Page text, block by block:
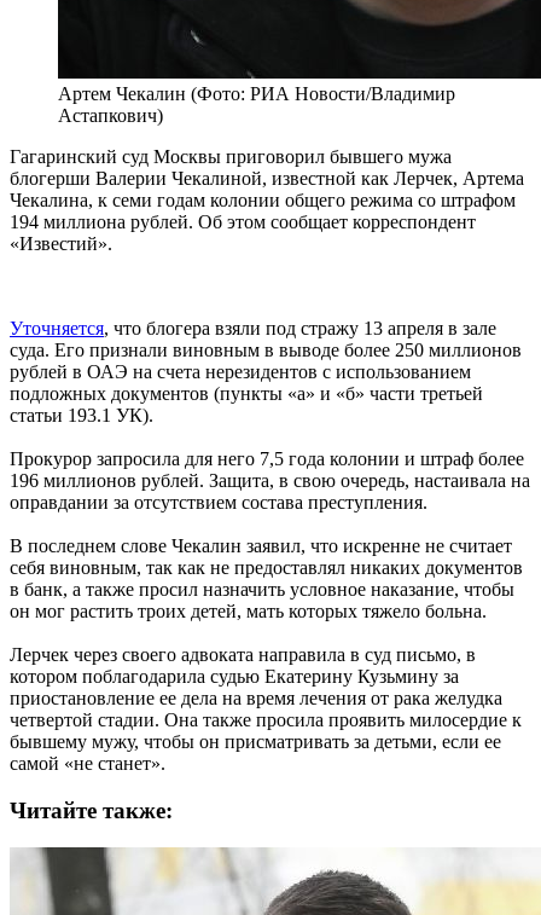
Артем Чекалин (Фото: РИА Новости/Владимир
Астапкович)
Гагаринский суд Москвы приговорил бывшего мужа
блогерши Валерии Чекалиной, известной как Лерчек, Артема
Чекалина, к семи годам колонии общего режима со штрафом
194 миллиона рублей. Об этом сообщает корреспондент
«Известий».
Уточняется, что блогера взяли под стражу 13 апреля в зале
суда. Его признали виновным в выводе более 250 миллионов
рублей в ОАЭ на счета нерезидентов с использованием
подложных документов (пункты «а» и «б» части третьей
статьи 193.1 УК).
Прокурор запросила для него 7,5 года колонии и штраф более
196 миллионов рублей. Защита, в свою очередь, настаивала на
оправдании за отсутствием состава преступления.
В последнем слове Чекалин заявил, что искренне не считает
себя виновным, так как не предоставлял никаких документов
в банк, а также просил назначить условное наказание, чтобы
он мог растить троих детей, мать которых тяжело больна.
Лерчек через своего адвоката направила в суд письмо, в
котором поблагодарила судью Екатерину Кузьмину за
приостановление ее дела на время лечения от рака желудка
четвертой стадии. Она также просила проявить милосердие к
бывшему мужу, чтобы он присматривать за детьми, если ее
самой «не станет».
Читайте также: